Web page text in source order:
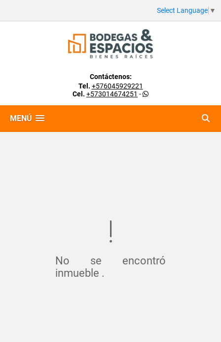
Select Language ▼
Contáctenos:
Tel. +576045929221
Cel. +573014674251 -
MENÚ
No se encontró
inmueble .